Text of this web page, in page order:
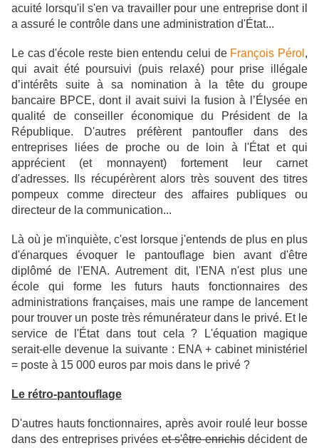
acuité lorsqu'il s'en va travailler pour une entreprise dont il
a assuré le contrôle dans une administration d'État...
Le cas d'école reste bien entendu celui de François Pérol ,
qui avait été poursuivi (puis relaxé) pour prise illégale
d’intérêts suite à sa nomination à la tête du groupe
bancaire BPCE, dont il avait suivi la fusion à l’Élysée en
qualité de conseiller économique du Président de la
République. D'autres préfèrent pantoufler dans des
entreprises liées de proche ou de loin à l'État et qui
apprécient (et monnayent) fortement leur carnet
d'adresses. Ils récupérèrent alors très souvent des titres
pompeux comme directeur des affaires publiques ou
directeur de la communication...
Là où je m'inquiète, c'est lorsque j'entends de plus en plus
d'énarques évoquer le pantouflage bien avant d'être
diplômé de l'ENA. Autrement dit, l'ENA n'est plus une
école qui forme les futurs hauts fonctionnaires des
administrations françaises, mais une rampe de lancement
pour trouver un poste très rémunérateur dans le privé. Et le
service de l'État dans tout cela ? L'équation magique
serait-elle devenue la suivante : ENA + cabinet ministériel
= poste à 15 000 euros par mois dans le privé ?
Le rétro-pantouflage
D'autres hauts fonctionnaires, après avoir roulé leur bosse
dans des entreprises privées et s'être enrichisdécident de